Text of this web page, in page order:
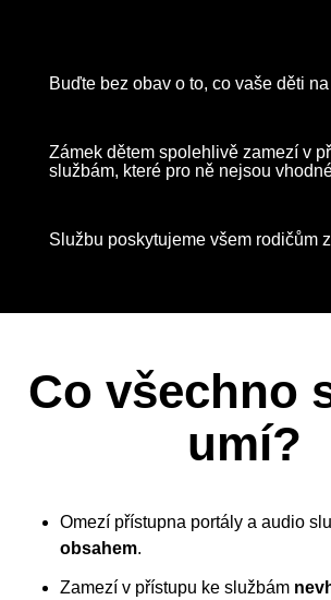
Buďte bez obav o to, co vaše děti
Zámek dětem spolehlivě zamezí v
službám, které pro ně nejsou
Službu poskytujeme všem rodičům
Co všechno
umí?
Omezí přístupna portály a audio
obsahem.
Zamezí v přístupu ke službám